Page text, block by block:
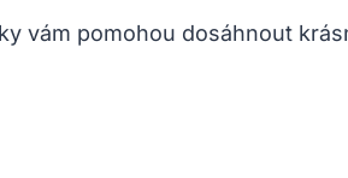
vám pomohou dosáhnout